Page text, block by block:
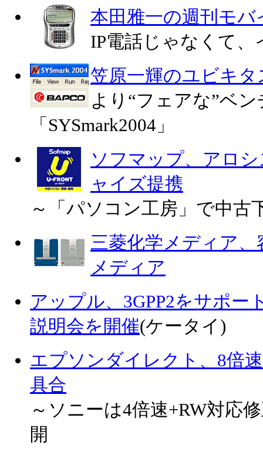
本田雅一の週刊モバ
IP電話じゃなくて
笠原一輝のユビキタ
より“フェアな”ベ
「SYSmark2004」
ソフマップ、アロ
ャイズ提携
～「パソコン工房」で中古
三菱化学メディア、
メディア
アップル、3GPP2をサポー
説明会を開催(ケータイ)
エプソンダイレクト、8倍
具合
～ソニーは4倍速+RW対応
開